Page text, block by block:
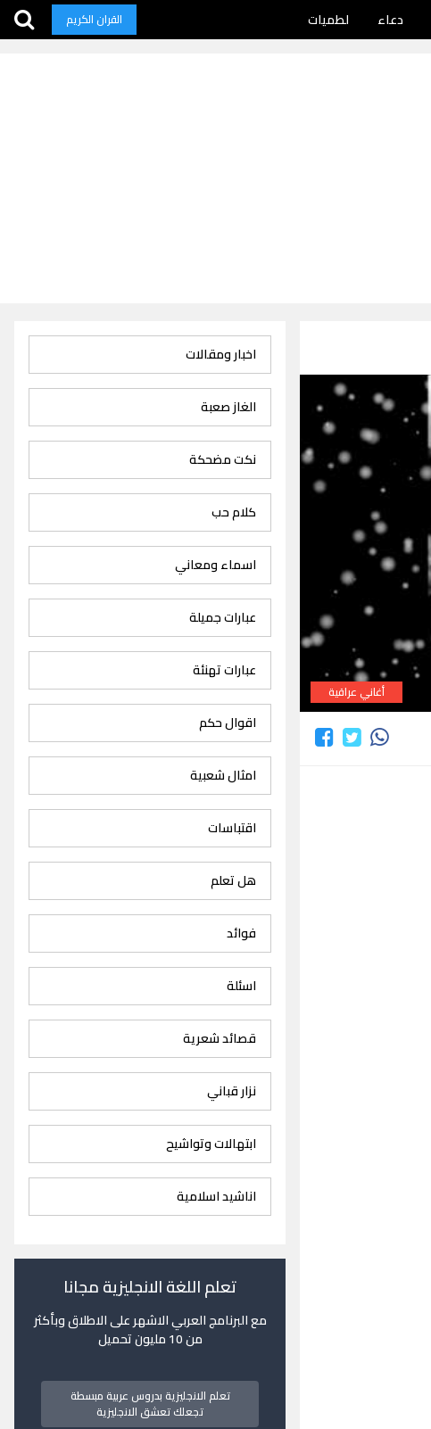
دعاء لطميات القران الكريم
أغاني عراقية
اخبار ومقالات
الغاز صعبة
نكت مضحكة
كلام حب
اسماء ومعاني
عبارات جميلة
عبارات تهنئة
اقوال حكم
امثال شعبية
اقتباسات
هل تعلم
فوائد
اسئلة
قصائد شعرية
نزار قباني
ابتهالات وتواشيح
اناشيد اسلامية
تعلم اللغة الانجليزية مجانا
مع البرنامج العربي الاشهر على الاطلاق وبأكثر
من 10 مليون تحميل
تعلم الانجليزية بدروس عربية مبسطة
تجعلك تعشق الانجليزية